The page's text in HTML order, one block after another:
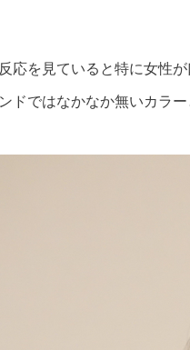
応を見ていると特に女性
ドではなかなか無いカラ